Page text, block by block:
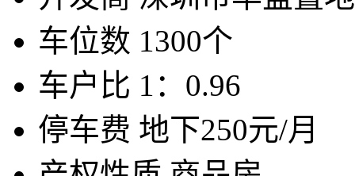
车位数 1300个
车户比 1：0.96
停车费 地下250元/月